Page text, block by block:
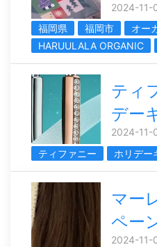
2024-11-
福岡県
福岡市
オー
HARUULALA ORGANIC
ティ
デー
2024-11-
ティファニー
ホリデー
マー
ペー
2024-11-